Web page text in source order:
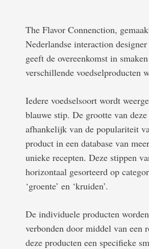
The Flavor Connenction,
Nederlandse interaction designer
geeft de overeenkomst in
verschillende voedselproducten
Iedere voedselsoort wordt
blauwe stip. De grootte van
afhankelijk van de populariteit
product in een database van
unieke recepten. Deze stippen
horizontaal gesorteerd op
‘groente’ en ‘kruiden’.
De individuele producten
verbonden door middel van een
deze producten een specifieke